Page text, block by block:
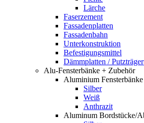
Lärche
Faserzement
Fassadenplatten
Fassadenbahn
Unterkonstruktion
Befestigungsmittel
Dämmplatten /
Alu-Fensterbänke + Zubehör
Aluminium Fensterbänke
Silber
Weiß
Anthrazit
Aluminum Bordstücke/